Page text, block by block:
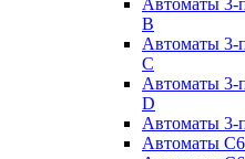
B
Автоматы 3-
C
Автоматы 3-
D
Автоматы 3-
Автоматы